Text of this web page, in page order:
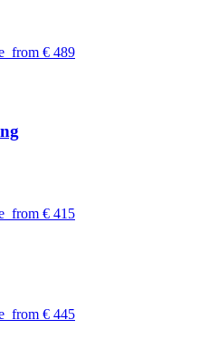
€ 489
€ 415
€ 445